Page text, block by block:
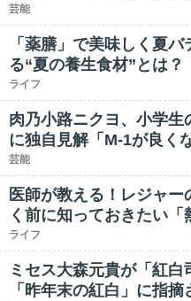
芸能
「薬膳」で美味しく夏
る“夏の養生食材”とは？
ライフ
肉乃小路ニクヨ、小学
に独自見解「M-1が良く
芸能
医師が教える！レジャ
く前に知っておきたい「
ライフ
ミセス大森元貴が「紅白
「昨年末の紅白」に指